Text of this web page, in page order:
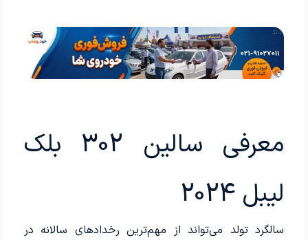
معرفی سالین 302 بلک
لیبل 2024
سالگرد تولد می‌تواند از مهم‌ترین رخدادهای سالانه در